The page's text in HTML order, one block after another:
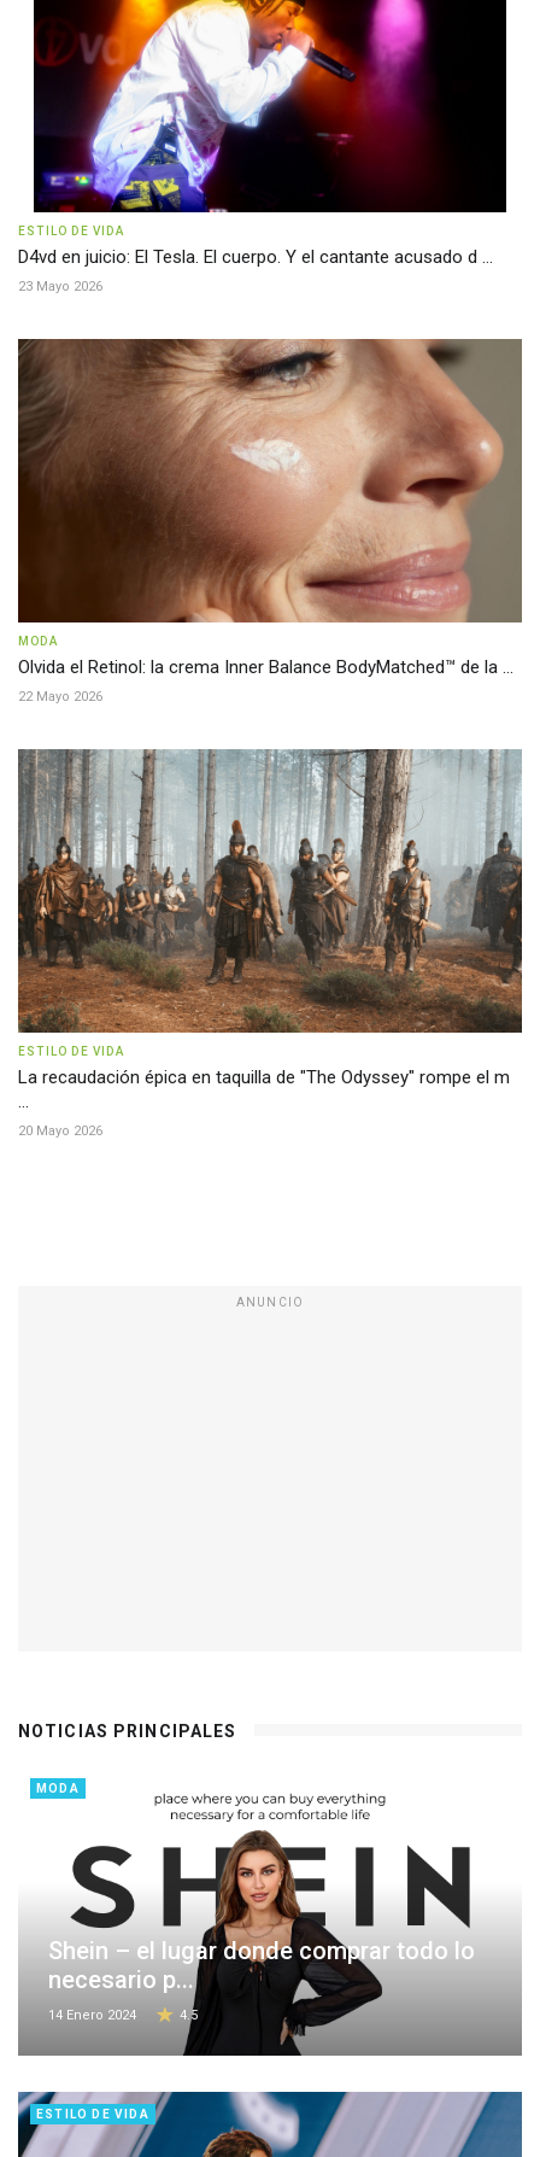
ESTILO DE VIDA
D4vd en juicio: El Tesla. El cuerpo. Y el cantante acusado d ...
23 Mayo 2026
MODA
Olvida el Retinol: la crema Inner Balance BodyMatched™ de la ...
22 Mayo 2026
ESTILO DE VIDA
La recaudación épica en taquilla de "The Odyssey" rompe el m
...
20 Mayo 2026
ANUNCIO
NOTICIAS PRINCIPALES
MODA
Shein – el lugar donde comprar todo lo
necesario p...
14 Enero 2024 4.5
ESTILO DE VIDA